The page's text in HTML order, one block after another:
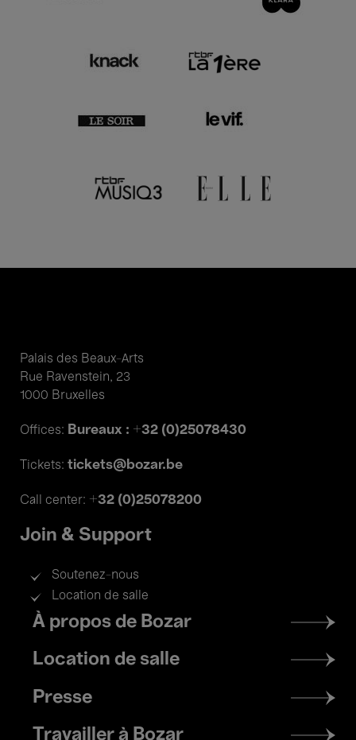
Palais des Beaux-Arts
Rue Ravenstein, 23
1000 Bruxelles
Offices: Bureaux : +32 (0)25078430
Tickets: tickets@bozar.be
Call center: +32 (0)25078200
Join & Support
Soutenez-nous
Location de salle
Footer
menu
À propos de Bozar
Location de salle
Presse
Travailler à Bozar